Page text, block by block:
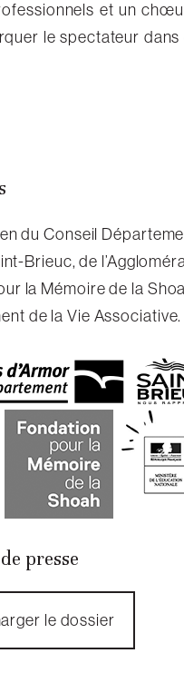
et un
le spectateur
du Conseil
Brieuc, de
la Mémoire de la
de la Vie Associative.
presse
le dossier